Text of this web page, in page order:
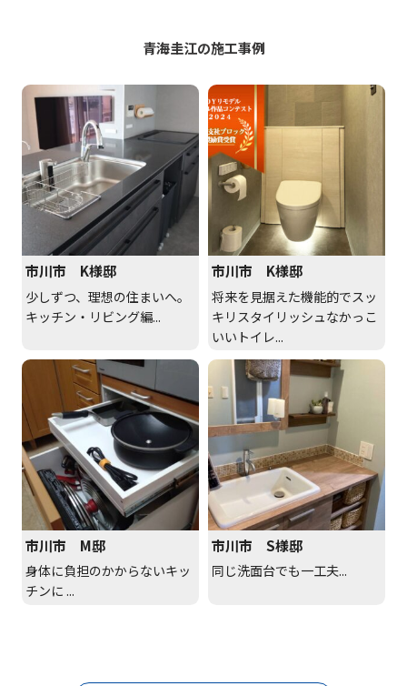
青海圭江の施工事例
市川市 K様邸
少しずつ、理想の住まいへ。
キッチン・リビング編...
市川市 K様邸
将来を見据えた機能的でスッ
キリスタイリッシュなかっこ
いいトイレ...
市川市 M邸
身体に負担のかからないキッ
チンに ...
市川市 S様邸
同じ洗面台でも一工夫...